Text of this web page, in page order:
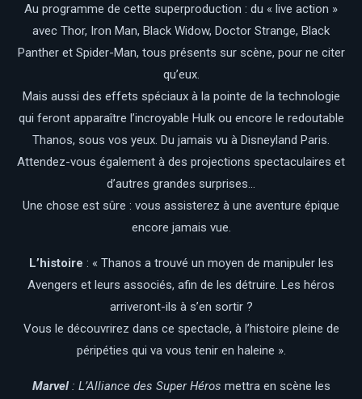
Au programme de cette superproduction : du « live action »
avec Thor, Iron Man, Black Widow, Doctor Strange, Black
Panther et Spider-Man, tous présents sur scène, pour ne citer
qu’eux.
Mais aussi des effets spéciaux à la pointe de la technologie
qui feront apparaître l’incroyable Hulk ou encore le redoutable
Thanos, sous vos yeux. Du jamais vu à Disneyland Paris.
Attendez-vous également à des projections spectaculaires et
d’autres grandes surprises…
Une chose est sûre : vous assisterez à une aventure épique
encore jamais vue.
L’histoire : « Thanos a trouvé un moyen de manipuler les
Avengers et leurs associés, afin de les détruire. Les héros
arriveront-ils à s’en sortir ?
Vous le découvrirez dans ce spectacle, à l’histoire pleine de
péripéties qui va vous tenir en haleine ».
Marvel: L’Alliance des Super Héros mettra en scène les